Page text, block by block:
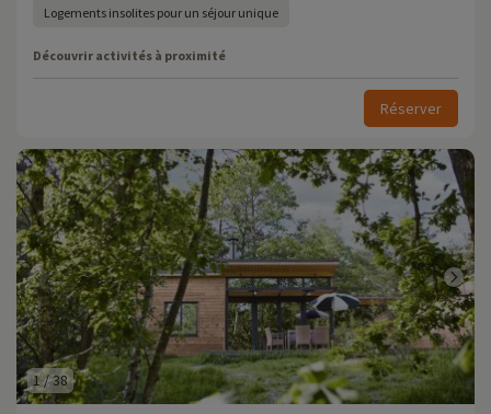
Logements insolites pour un séjour unique
Découvrir activités à proximité
Réserver
1/38